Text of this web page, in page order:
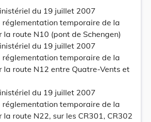
du 19 juillet 2007
réglementation temporaire de la
la route N10 (pont de Schengen)
du 19 juillet 2007
réglementation temporaire de la
la route N12 entre Quatre-Vents et
du 19 juillet 2007
réglementation temporaire de la
la route N22, sur les CR301, CR302